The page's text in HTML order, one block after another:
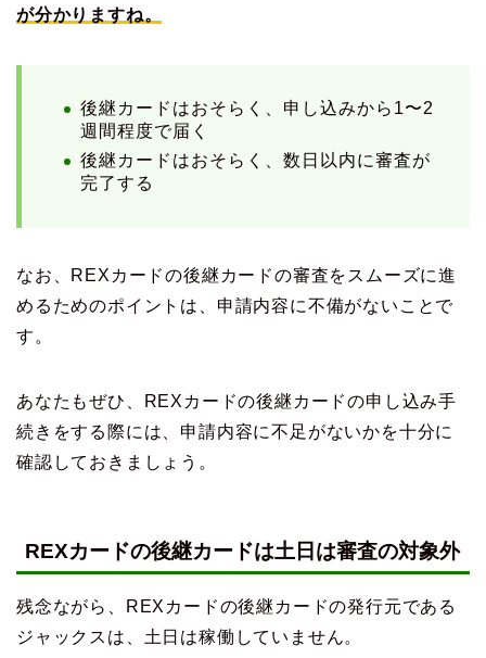
が分かりますね。
後継カードはおそらく、申し込みから1〜2
週間程度で届く
後継カードはおそらく、数日以内に審査が
完了する
なお、REXカードの後継カードの審査をスムーズに進
めるためのポイントは、申請内容に不備がないことで
す。
あなたもぜひ、REXカードの後継カードの申し込み手
続きをする際には、申請内容に不足がないかを十分に
確認しておきましょう。
REXカードの後継カードは土日は審査の対象外
残念ながら、REXカードの後継カードの発行元である
ジャックスは、土日は稼働していません。